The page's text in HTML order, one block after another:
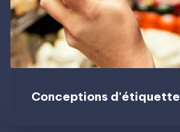
Conceptions d'étiquette